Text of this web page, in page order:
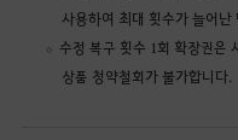
사용하여 최대 횟수가 늘어난
수정 복구 횟수 1회 확장권은
상품 청약철회가 불가합니다.